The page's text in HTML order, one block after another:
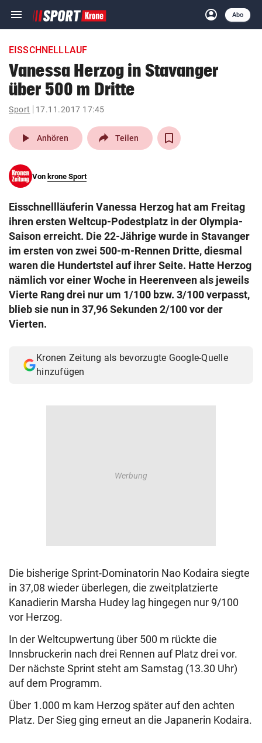
menu Navigation
ein-/ausklappen
account_circle
Anmelden
Abo
close Schließen
account_circle Anmelden
pin_drop
Wien arrow_right
search
eingeben
Muthgasse 2, 1190 Wien
EISSCHNELLLAUF
Vanessa Herzog in Stavanger
über 500 m Dritte
Sport 17.11.2017 17:45
play_arrow Anhören Teilen
Von krone Sport
Eisschnellläuferin Vanessa Herzog hat am Freitag
ihren ersten Weltcup-Podestplatz in der Olympia-
Saison erreicht. Die 22-Jährige wurde in Stavanger
im ersten von zwei 500-m-Rennen Dritte, diesmal
waren die Hundertstel auf ihrer Seite. Hatte Herzog
nämlich vor einer Woche in Heerenveen als jeweils
Vierte Rang drei nur um 1/100 bzw. 3/100 verpasst,
blieb sie nun in 37,96 Sekunden 2/100 vor der
Vierten.
Kronen Zeitung als bevorzugte Google-Quelle
hinzufügen
Die bisherige Sprint-Dominatorin Nao Kodaira siegte
in 37,08 wieder überlegen, die zweitplatzierte
Kanadierin Marsha Hudey lag hingegen nur 9/100
vor Herzog.
In der Weltcupwertung über 500 m rückte die
Innsbruckerin nach drei Rennen auf Platz drei vor.
Der nächste Sprint steht am Samstag (13.30 Uhr)
auf dem Programm.
Über 1.000 m kam Herzog später auf den achten
Platz. Der Sieg ging erneut an die Japanerin Kodaira.